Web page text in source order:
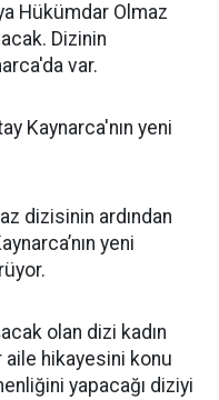
Hükümdar Olmaz
Dizinin
var.
Kaynarca'nın yeni
dizisinin ardından
yeni
olan dizi kadın
hikayesini konu
yapacağı diziyi